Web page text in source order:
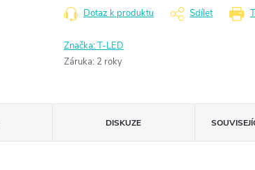
Dotaz k produktu Sdílet
Značka:T-LED
Záruka: 2 roky
DISKUZE